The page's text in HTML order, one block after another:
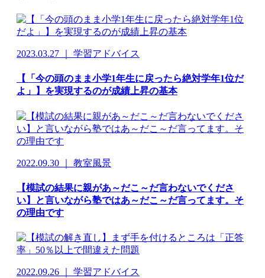
2023.03.27 ｜ 学習アドバイス
【「今の頭のまま小学1年生に戻ったら絶対学年1位だ
よ」】を実現するのが成績上昇の基本
2022.09.30 ｜ 教室風景
【模試の結果に親があ～だこ～だ言わないでくださ
い】と言いながら塾ではあ～だこ～だ言ってます。そ
の理由です
2022.09.26 ｜ 学習アドバイス